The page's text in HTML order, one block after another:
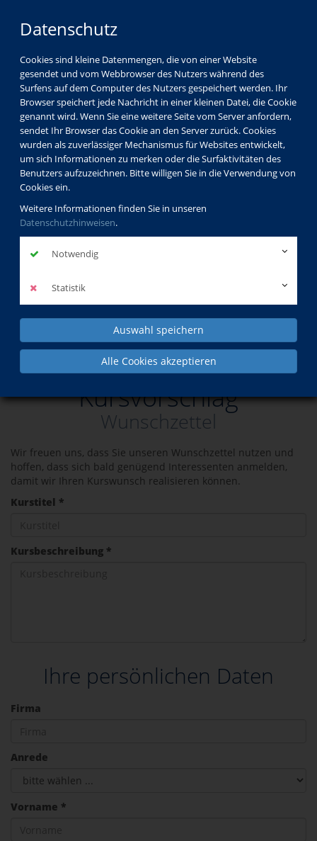
Datenschutz
Cookies sind kleine Datenmengen, die von einer Website
gesendet und vom Webbrowser des Nutzers während des
Surfens auf dem Computer des Nutzers gespeichert werden. Ihr
Browser speichert jede Nachricht in einer kleinen Datei, die Cookie
genannt wird. Wenn Sie eine weitere Seite vom Server anfordern,
sendet Ihr Browser das Cookie an den Server zurück. Cookies
wurden als zuverlässiger Mechanismus für Websites entwickelt,
um sich Informationen zu merken oder die Surfaktivitäten des
Benutzers aufzuzeichnen. Bitte willigen Sie in die Verwendung von
Cookies ein.
Weitere Informationen finden Sie in unseren
Datenschutzhinweisen.
Notwendig
Statistik
Auswahl speichern
Alle Cookies akzeptieren
Kurswunsch
Kursvorschlag
Wunschzettel
Wir freuen uns, dass Sie unseren Wunschzettel nutzen und
hoffen, dass sich bald genügend Interessenten anmelden,
damit wir Ihren Kurswunsch realisieren können.
Kurstitel *
Kursbeschreibung *
Ihre persönlichen Daten
Firma
Anrede
Vorname *